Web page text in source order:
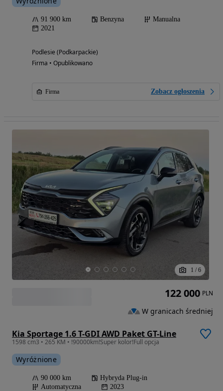
91 900 km Benzyna
Manualna
2021
Podlesie (Podkarpackie)
Firma • Opublikowano
Firma Zobacz ogłoszenia
1 / 6
Kia Sportage 1.6 T-GDI AWD Paket GT-Line
1598 cm3 • 265 KM • !90000km!Super kolor!Full opcja
Wyróżnione
90 000 km
Hybryda Plug-in
Automatyczna
2023
122 000 PLN
W granicach średniej